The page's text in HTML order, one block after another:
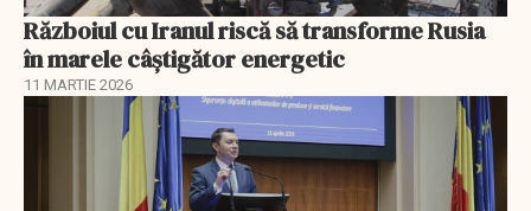
Războiul cu Iranul riscă să transforme Rusia
în marele câștigător energetic
11 MARTIE 2026